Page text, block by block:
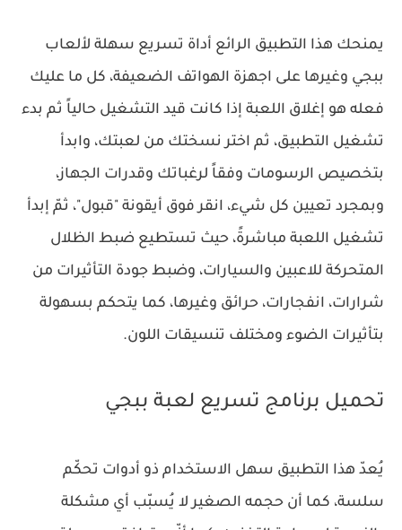
يمنحك هذا التطبيق الرائع أداة تسريع سهلة لألعاب
ببجي وغيرها على اجهزة الهواتف الضعيفة، كل ما عليك
فعله هو إغلاق اللعبة إذا كانت قيد التشغيل حالياً ثم بدء
تشغيل التطبيق، ثم اختر نسختك من لعبتك، وابدأ
بتخصيص الرسومات وفقاً لرغباتك وقدرات الجهاز،
وبمجرد تعيين كل شيء، انقر فوق أيقونة "قبول"، ثمّ إبدأ
تشغيل اللعبة مباشرةً، حيث تستطيع ضبط الظلال
المتحركة للاعبين والسيارات، وضبط جودة التأثيرات من
شرارات، انفجارات، حرائق وغيرها، كما يتحكم بسهولة
بتأثيرات الضوء ومختلف تنسيقات اللون.
تحميل برنامج تسريع لعبة ببجي
يُعدّ هذا التطبيق سهل الاستخدام ذو أدوات تحكّم
سلسة، كما أن حجمه الصغير لا يُسبّب أي مشكلة